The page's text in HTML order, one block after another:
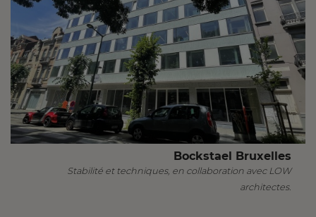
Bockstael Bruxelles
Stabilité et techniques, en collaboration avec LOW
architectes.